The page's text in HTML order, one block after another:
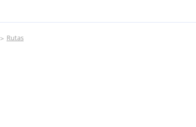
Rutas